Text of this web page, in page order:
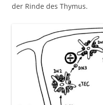
der Rinde des Thymus.